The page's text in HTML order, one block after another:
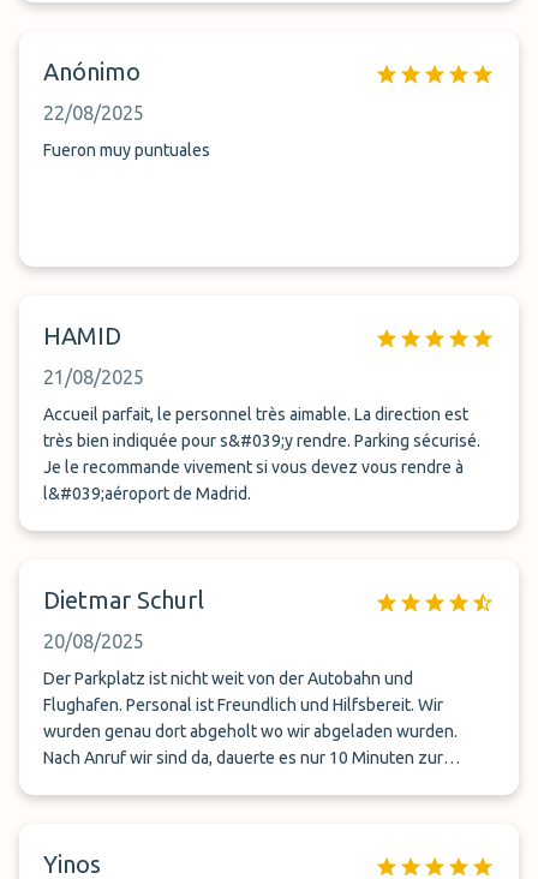
Anónimo
22/08/2025
Fueron muy puntuales
HAMID
21/08/2025
Accueil parfait, le personnel très aimable. La direction est
très bien indiquée pour s&#039;y rendre. Parking sécurisé.
Je le recommande vivement si vous devez vous rendre à
l&#039;aéroport de Madrid.
Dietmar Schurl
20/08/2025
Der Parkplatz ist nicht weit von der Autobahn und
Flughafen. Personal ist Freundlich und Hilfsbereit. Wir
wurden genau dort abgeholt wo wir abgeladen wurden.
Nach Anruf wir sind da, dauerte es nur 10 Minuten zur
Yinos